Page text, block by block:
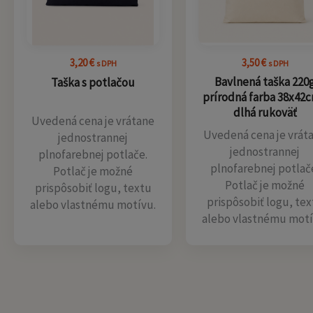
3,20€ s DPH
Taška s potlačou
Uvedená cena je vrátane
jednostrannej
plnofarebnej potlače.
Potlač je možné
prispôsobiť logu, textu
alebo vlastnému motívu.
3,50€ s DPH
Bavlnená taška
prírodná farba
dlhá rukoväť
Uvedená cena je
jednostrannej
plnofarebnej
Potlač je možné
prispôsobiť logu,
alebo vlastnému